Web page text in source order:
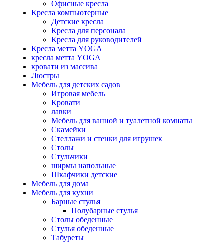
Офисные кресла
Кресла компьютерные
Детские кресла
Кресла для персонала
Кресла для руководителей
Кресла метта YOGA
кресла метта YOGA
кровати из массива
Люстры
Мебель для детских садов
Игровая мебель
Кровати
лавки
Мебель для ванной и туалетной комнаты
Скамейки
Стеллажи и стенки для игрушек
Столы
Стульчики
ширмы напольные
Шкафчики детские
Мебель для дома
Мебель для кухни
Барные стулья
Полубарные стулья
Столы обеденные
Стулья обеденные
Табуреты